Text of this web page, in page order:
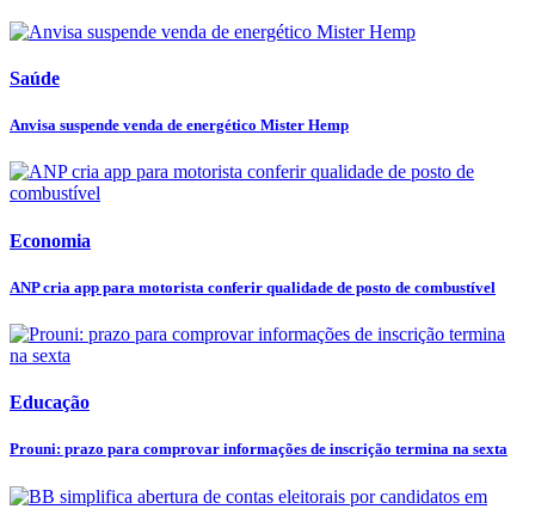
Saúde
Anvisa suspende venda de energético Mister Hemp
Economia
ANP cria app para motorista conferir qualidade de posto de combustível
Educação
Prouni: prazo para comprovar informações de inscrição termina na sexta